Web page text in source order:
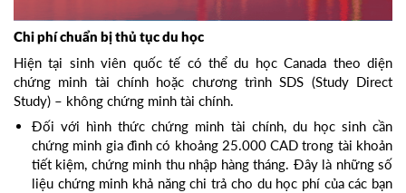
Chi phí chuẩn bị thủ tục du học
Hiện tại sinh viên quốc tế có thể du học Canada theo diện
chứng minh tài chính hoặc chương trình SDS (Study Direct
Study) – không chứng minh tài chính.
Đối với hình thức chứng minh tài chính, du học sinh cần
chứng minh gia đình có khoảng 25.000 CAD trong tài khoản
tiết kiệm, chứng minh thu nhập hàng tháng. Đây là những số
liệu chứng minh khả năng chi trả cho du học phí của các bạn